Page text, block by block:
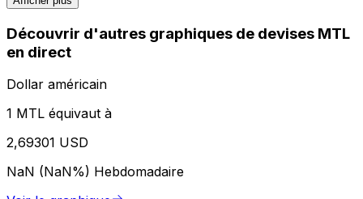
Découvrir d'autres graphiques de devises MTL
en direct
Dollar américain
1 MTL équivaut à
2,69301 USD
NaN (NaN%) Hebdomadaire